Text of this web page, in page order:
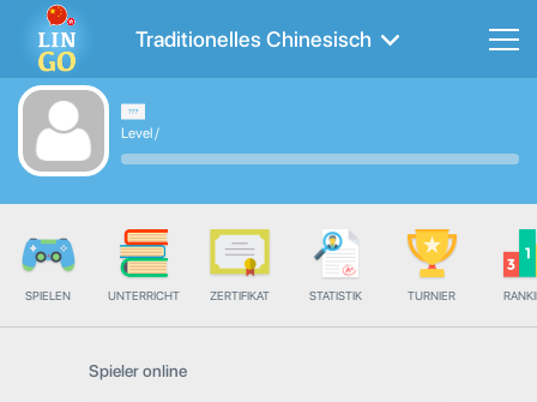
Traditionelles Chinesisch
Level/
SPIELEN UNTERRICHT ZERTIFIKAT STATISTIK TURNIER
Spieler online